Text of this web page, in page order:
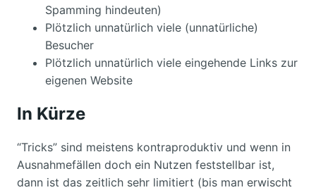
Spamming hindeuten)
Plötzlich unnatürlich viele (unnatürliche)
Besucher
Plötzlich unnatürlich viele eingehende Links zur
eigenen Website
In Kürze
“Tricks” sind meistens kontraproduktiv und wenn in
Ausnahmefällen doch ein Nutzen feststellbar ist,
dann ist das zeitlich sehr limitiert (bis man erwischt